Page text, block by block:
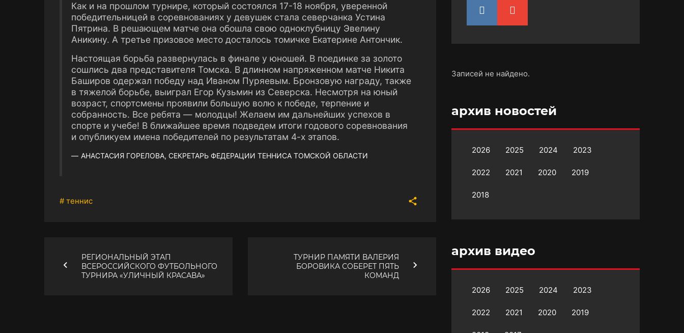
Как и на прошлом турнире, который состоялся 17-18 ноября, уверенной
победительницей в соревнованиях у девушек стала северчанка Устина
Пятрина. В решающем матче она обошла свою одноклубницу Эвелину
Аникину. А третье призовое место досталось томичке Екатерине Антончик.
Настоящая борьба развернулась в финале у юношей. В поединке за золото
сошлись два представителя Томска. В длинном напряженном матче Никита
Баширов одержал победу над Иваном Пуряевым. Бронзовую награду, также
в тяжелой борьбе, выиграл Егор Кузьмин из Северска. Несмотря на юный
возраст, спортсмены проявили большую волю к победе, терпение и
собранность. Все ребята — молодцы! Желаем им дальнейших успехов в
спорте и учебе! В ближайшее время подведем итоги годового соревнования
и опубликуем имена победителей по результатам 4-х этапов.
АНАСТАСИЯ ГОРЕЛОВА, СЕКРЕТАРЬ ФЕДЕРАЦИИ ТЕННИСА ТОМСКОЙ ОБЛАСТИ
# теннис
РЕГИОНАЛЬНЫЙ ЭТАП
ВСЕРОССИЙСКОГО ФУТБОЛЬНОГО
ТУРНИРА «УЛИЧНЫЙ КРАСАВА»
ТУРНИР ПАМЯТИ ВАЛЕРИЯ
БОРОВИКА СОБЕРЕТ ПЯТЬ
КОМАНД
Записей не найдено.
архив новостей
2026 2025 2024 2023
2022 2021 2020 2019
2018
архив видео
2026 2025 2024 2023
2022 2021 2020 2019